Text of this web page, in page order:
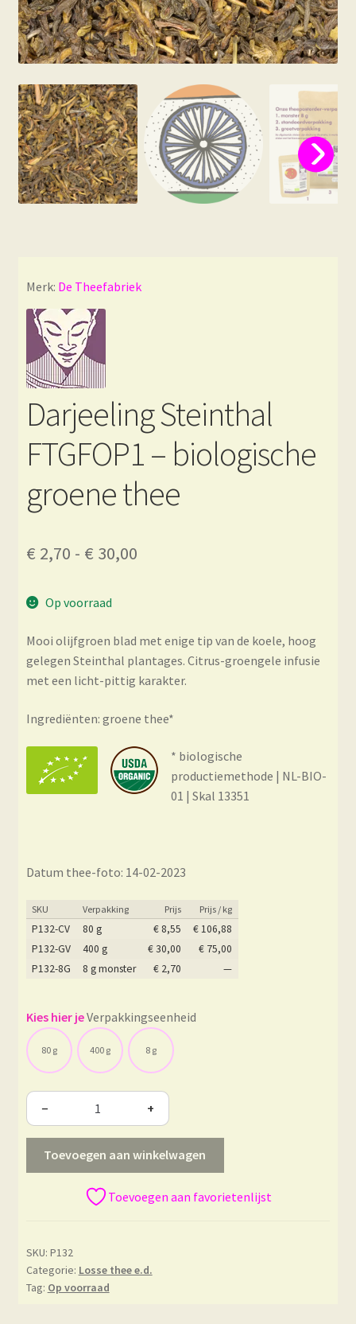
Merk: De Theefabriek
Darjeeling Steinthal
FTGFOP1 – biologische
groene thee
€ 2,70 - € 30,00Prijsklasse:
€ 30,00
Op voorraad
Mooi olijfgroen blad met enige tip van de koele, hoog
gelegen Steinthal plantages. Citrus-groengele infusie
met een licht-pittig karakter.
Ingrediënten: groene thee*
* biologische
productiemethode | NL-BIO-
01 | Skal 13351
Datum thee-foto: 14-02-2023
SKU Verpakking Prijs Prijs / kg
P132-CV 80 g €8,55 €106,88
P132-GV
400 g €30,00 € 75,00
P132-8G
8 g monster € 2,70 —
Verpakkingseenheid
80 g 400 g 8 g
− +
Toevoegen aan winkelwagen
Toevoegen aan favorietenlijst
SKU: P132
Categorie: Losse thee e.d.
Tag: Op voorraad